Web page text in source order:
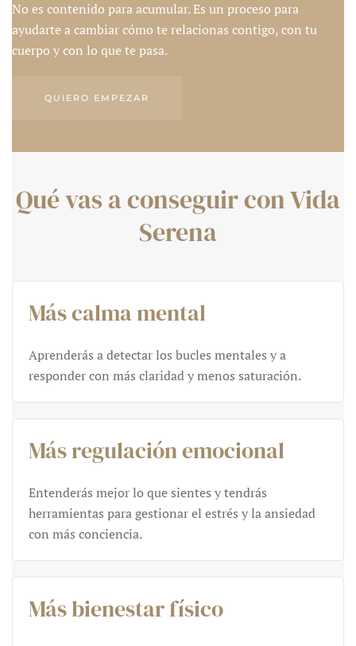
No es contenido para acumular. Es un proceso para
ayudarte a cambiar cómo te relacionas contigo, con tu
cuerpo y con lo que te pasa.
QUIERO EMPEZAR
Qué vas a conseguir con Vida
Serena
Más calma mental
Aprenderás a detectar los bucles mentales y a
responder con más claridad y menos saturación.
Más regulación emocional
Entenderás mejor lo que sientes y tendrás
herramientas para gestionar el estrés y la ansiedad
con más conciencia.
Más bienestar físico